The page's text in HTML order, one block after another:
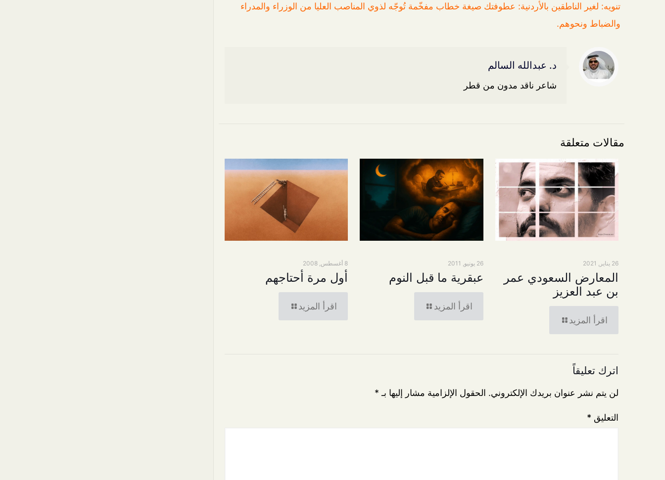
تنويه: لغير الناطقين بالأردنية: عطوفتك صيغة خطاب مفخّمة تُوجّه لذوي المناصب العليا من الوزراء والمدراء
والضباط ونحوهم.
د. عبدالله السالم
شاعر ناقد مدون من قطر
مقالات متعلقة
26 يناير, 2021
المعارض السعودي عمر
بن عبد العزيز
اقرأ المزيد
26 يونيو, 2011
عبقرية ما قبل النوم
اقرأ المزيد
8 أغسطس, 2008
أول مرة أحتاجهم
اقرأ المزيد
اترك تعليقاً
لن يتم نشر عنوان بريدك الإلكتروني. الحقول الإلزامية مشار إليها بـ *
التعليق *